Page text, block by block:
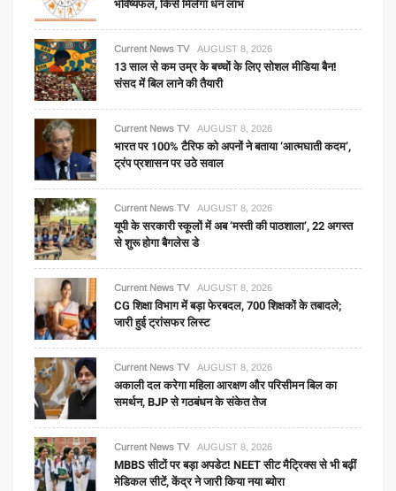
भविष्यफल, किसे मिलेगा धन लाभ
Current News TV AUGUST 8, 2026
13 साल से कम उम्र के बच्चों के लिए सोशल मीडिया बैन!
संसद में बिल लाने की तैयारी
Current News TV AUGUST 8, 2026
भारत पर 100% टैरिफ को अपनों ने बताया ‘आत्मघाती कदम’,
ट्रंप प्रशासन पर उठे सवाल
Current News TV AUGUST 8, 2026
यूपी के सरकारी स्कूलों में अब ‘मस्ती की पाठशाला’, 22 अगस्त
से शुरू होगा बैगलेस डे
Current News TV AUGUST 8, 2026
CG शिक्षा विभाग में बड़ा फेरबदल, 700 शिक्षकों के तबादले;
जारी हुई ट्रांसफर लिस्ट
Current News TV AUGUST 8, 2026
अकाली दल करेगा महिला आरक्षण और परिसीमन बिल का
समर्थन, BJP से गठबंधन के संकेत तेज
Current News TV AUGUST 8, 2026
MBBS सीटों पर बड़ा अपडेट! NEET सीट मैट्रिक्स से भी बढ़ीं
मेडिकल सीटें, केंद्र ने जारी किया नया ब्योरा